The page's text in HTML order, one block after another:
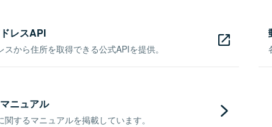
レスAPI
から住所を取得できる公式APIを提供。
ニュアル
するマニュアルを掲載しています。